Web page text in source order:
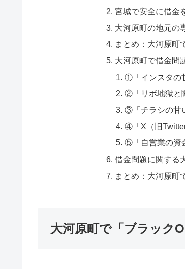
宮城で安全に借金
大河原町の地元の
まとめ：大河原町
大河原町で借金問
①「インスタの
②「リボ地獄と
③「チラシの甘
④「X（旧
⑤「自営業の資
借金問題に関する
まとめ：大河原町
大河原町で「ブラック